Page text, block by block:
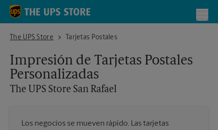
Skip to content
Return to Nav
The UPS Store
The UPS Store San RafaelTarjetas Postales
Impresión de Tarjetas Postales
Personalizadas
The UPS Store San Rafael
Los negocios se mueven rápido. Las tarjetas